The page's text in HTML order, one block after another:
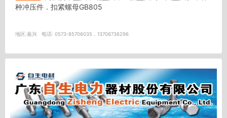
种冲压件．扣紧螺母GB805
地区:嘉兴 电话: 0573-85706035，13706736296